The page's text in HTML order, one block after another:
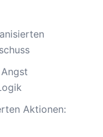
Aktionen: